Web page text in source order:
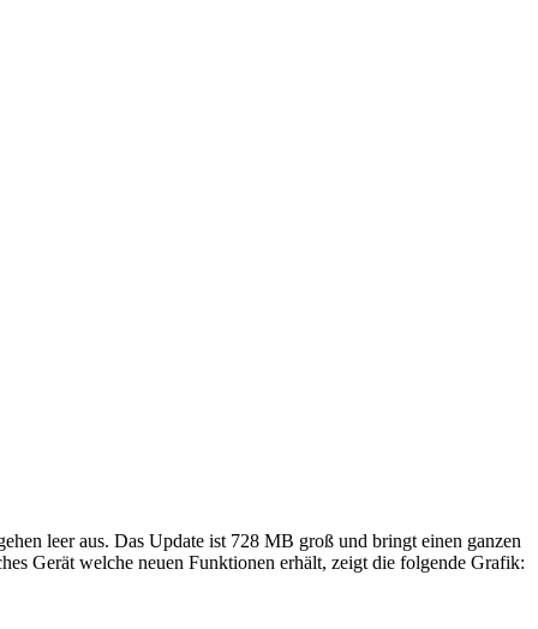
leer aus. Das Update ist 728 MB groß und bringt einen ganzen
Gerät welche neuen Funktionen erhält, zeigt die folgende Grafik: